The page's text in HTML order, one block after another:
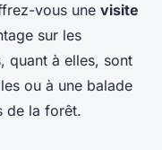
vous une visite
sur les
quant à elles, sont
ou à une balade
de la forêt.